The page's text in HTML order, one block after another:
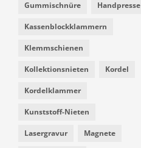
Gummischnüre Handpresse
Kassenblockklammern
Klemmschienen
Kollektionsnieten Kordel
Kordelklammer
Kunststoff-Nieten
Lasergravur Magnete